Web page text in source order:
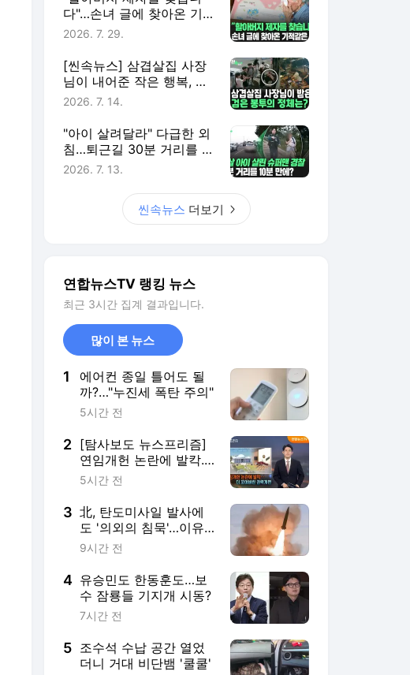
다"…손녀 글에 찾아온 기
적같은 일 [씬속뉴스]
2026. 7. 29.
[씬속뉴스] 삼겹살집 사장
님이 내어준 작은 행복, 그
리고 감사와 화답
2026. 7. 14.
"아이 살려달라" 다급한 외
침…퇴근길 30분 거리를 단
10분 만에 뚫은 경찰 [씬속
2026. 7. 13.
씬속뉴스 더보기
연합뉴스TV 랭킹 뉴스
최근 3시간 집계 결과입니다.
많이 본 뉴스
1
에어컨 종일 틀어도 될
까?…"누진세 폭탄 주의"
5시간 전
2 [탐사보도 뉴스프리즘]
연임개헌 논란에 발칵..
더 꼬여버린 권력개편
5시간 전
3 北, 탄도미사일 발사에
도 '의외의 침묵'…이유
는?
9시간 전
4 유승민도 한동훈도…보
수 잠룡들 기지개 시동?
7시간 전
5 조수석 수납 공간 열었
더니 거대 비단뱀 '쿨쿨'